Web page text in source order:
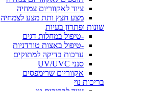
ציוד לאקווריום צמחיה
מצע חצץ ותת מצע לצמחיה
שונות ופתרון בעיות
-טיפול במחלות דגים
-טיפול באצות טורדניות
ערכות בדיקה למתוקים
סנני UV/UVC
אקווריום שרימפסים
בריכות נוי